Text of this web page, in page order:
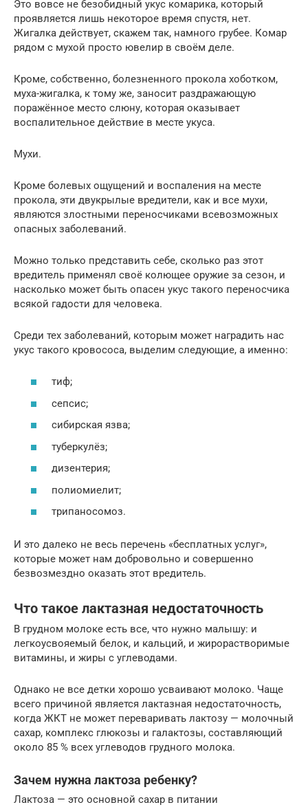
Это вовсе не безобидный укус комарика, который
проявляется лишь некоторое время спустя, нет.
Жигалка действует, скажем так, намного грубее. Комар
рядом с мухой просто ювелир в своём деле.
Кроме, собственно, болезненного прокола хоботком,
муха-жигалка, к тому же, заносит раздражающую
поражённое место слюну, которая оказывает
воспалительное действие в месте укуса.
Мухи.
Кроме болевых ощущений и воспаления на месте
прокола, эти двукрылые вредители, как и все мухи,
являются злостными переносчиками всевозможных
опасных заболеваний.
Можно только представить себе, сколько раз этот
вредитель применял своё колющее оружие за сезон, и
насколько может быть опасен укус такого переносчика
всякой гадости для человека.
Среди тех заболеваний, которым может наградить нас
укус такого кровососа, выделим следующие, а именно:
тиф;
сепсис;
сибирская язва;
туберкулёз;
дизентерия;
полиомиелит;
трипаносомоз.
И это далеко не весь перечень «бесплатных услуг»,
которые может нам добровольно и совершенно
безвозмездно оказать этот вредитель.
Что такое лактазная недостаточность
В грудном молоке есть все, что нужно малышу: и
легкоусвояемый белок, и кальций, и жирорастворимые
витамины, и жиры с углеводами.
Однако не все детки хорошо усваивают молоко. Чаще
всего причиной является лактазная недостаточность,
когда ЖКТ не может переваривать лактозу — молочный
сахар, комплекс глюкозы и галактозы, составляющий
около 85 % всех углеводов грудного молока.
Зачем нужна лактоза ребенку?
Лактоза — это основной сахар в питании